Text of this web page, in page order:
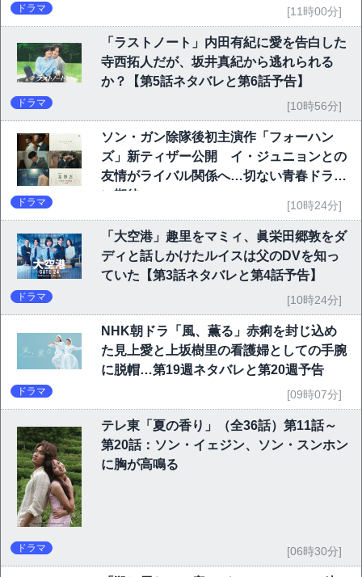
ドラマ [11時00分]
「ラストノート」内田有紀に愛を告白した
寺西拓人だが、坂井真紀から逃れられる
か？【第5話ネタバレと第6話予告】
ドラマ [10時56分]
ソン・ガン除隊後初主演作「フォーハン
ズ」新ティザー公開 イ・ジュニョンとの
友情がライバル関係へ…切ない青春ドラマ
に期待
ドラマ [10時24分]
「大空港」趣里をマミィ、眞栄田郷敦をダ
ディと話しかけたルイスは父のDVを知っ
ていた【第3話ネタバレと第4話予告】
ドラマ [10時24分]
NHK朝ドラ「風、薫る」赤痢を封じ込め
た見上愛と上坂樹里の看護婦としての手腕
に脱帽…第19週ネタバレと第20週予告
ドラマ [09時07分]
テレ東「夏の香り」（全36話）第11話～
第20話：ソン・イェジン、ソン・スンホン
に胸が高鳴る
ドラマ [06時30分]